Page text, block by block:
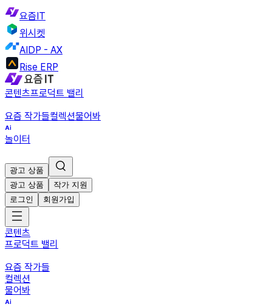
요즘IT
위시켓
AIDP - AX
Rise ERP
콘텐츠프로덕트 밸리
요즘 작가들컬렉션물어봐
놀이터
광고 상품
광고 상품
작가 지원
로그인
회원가입
콘텐츠
프로덕트 밸리
요즘 작가들
컬렉션
물어봐